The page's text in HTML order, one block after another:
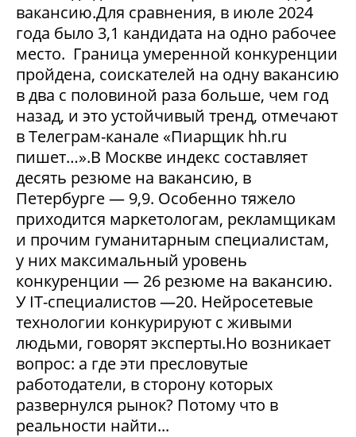
вакансию.Для сравнения, в июле 2024
года было 3,1 кандидата на одно рабочее
место. Граница умеренной конкуренции
пройдена, соискателей на одну вакансию
в два с половиной раза больше, чем год
назад, и это устойчивый тренд, отмечают
в Телеграм-канале «Пиарщик hh.ru
пишет…».В Москве индекс составляет
десять резюме на вакансию, в
Петербурге — 9,9. Особенно тяжело
приходится маркетологам, рекламщикам
и прочим гуманитарным специалистам,
у них максимальный уровень
конкуренции — 26 резюме на вакансию.
У IT-специалистов —20. Нейросетевые
технологии конкурируют с живыми
людьми, говорят эксперты.Но возникает
вопрос: а где эти пресловутые
работодатели, в сторону которых
развернулся рынок? Потому что в
реальности найти...